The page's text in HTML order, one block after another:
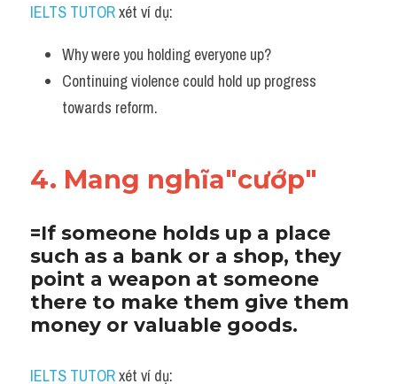
IELTS TUTOR xét ví dụ:
Why were you holding everyone up?
Continuing violence could hold up progress
towards reform.
4. Mang nghĩa"cướp"
=If someone holds up a place
such as a bank or a shop, they
point a weapon at someone
there to make them give them
money or valuable goods.
IELTS TUTOR xét ví dụ: